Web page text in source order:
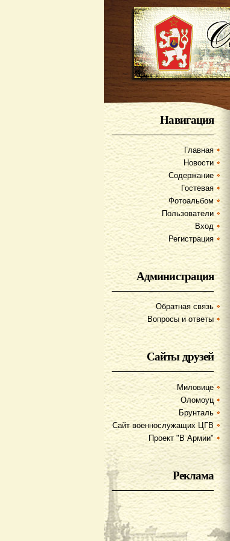
Навигация
Главная
Новости
Содержание
Гостевая
Фотоальбом
Пользователи
Вход
Регистрация
Администрация
Обратная связь
Вопросы и ответы
Сайты друзей
Миловице
Оломоуц
Брунталь
Сайт военнослужащих ЦГВ
Проект "В Армии"
Реклама